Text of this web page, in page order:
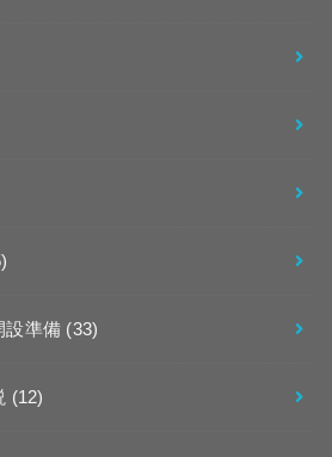
設準備 (33)
(12)